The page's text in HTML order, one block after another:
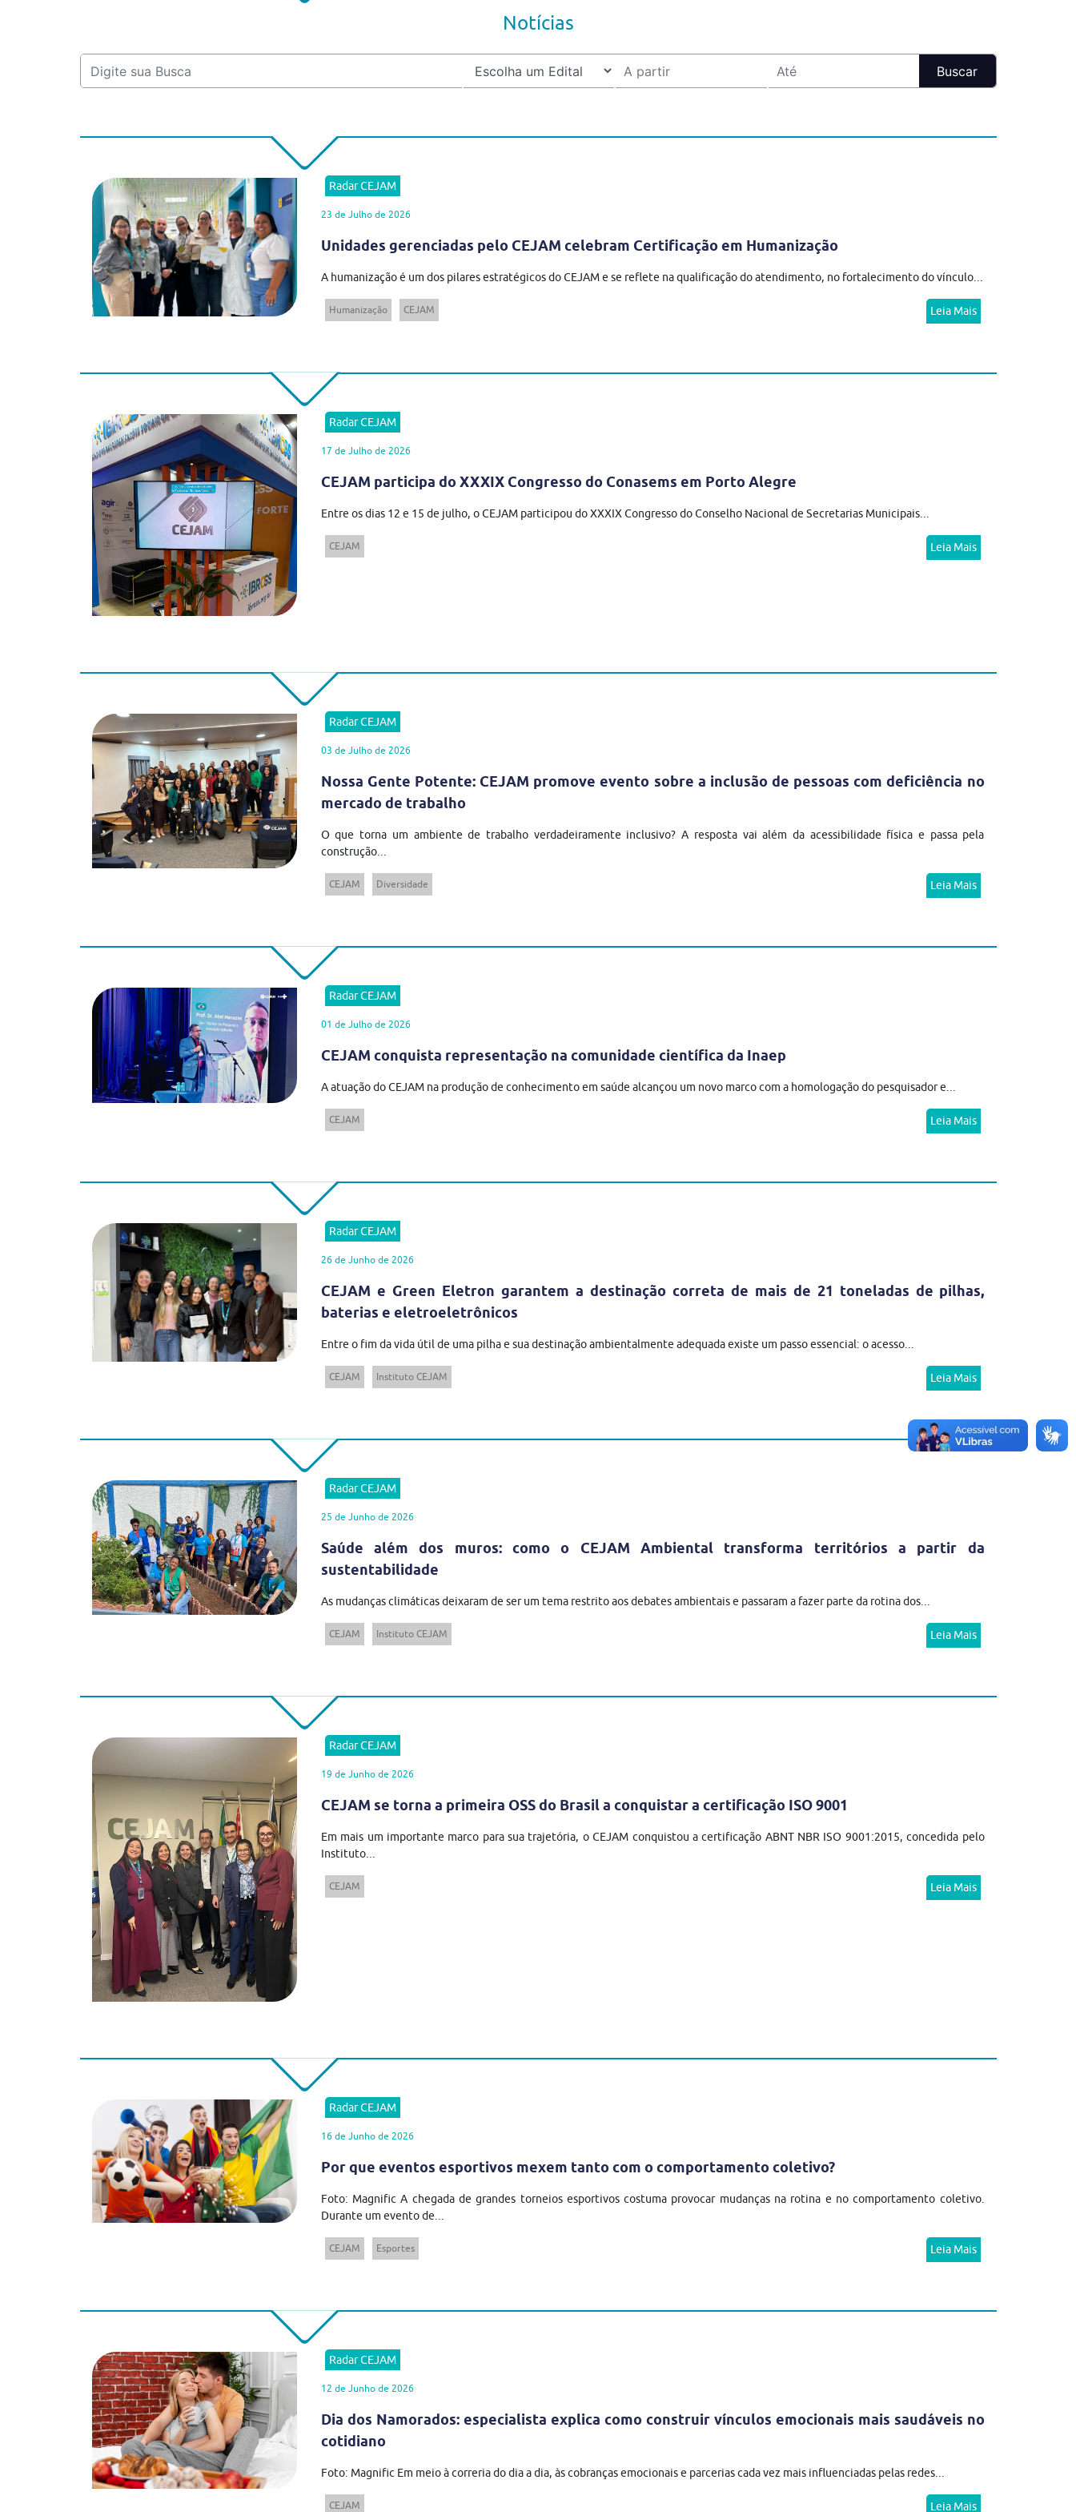
Notícias
Radar CEJAM
23 de Julho de 2026
Unidades gerenciadas pelo CEJAM celebram Certificação em Humanização
A humanização é um dos pilares estratégicos do CEJAM e se reflete na qualificação do atendimento, no fortalecimento do vínculo...
Humanização CEJAM Leia Mais
Radar CEJAM
17 de Julho de 2026
CEJAM participa do XXXIX Congresso do Conasems em Porto Alegre
Entre os dias 12 e 15 de julho, o CEJAM participou do XXXIX Congresso do Conselho Nacional de Secretarias Municipais...
CEJAM Leia Mais
Radar CEJAM
03 de Julho de 2026
Nossa Gente Potente: CEJAM promove evento sobre a inclusão de pessoas com deficiência no
mercado de trabalho
O que torna um ambiente de trabalho verdadeiramente inclusivo? A resposta vai além da acessibilidade física e passa pela
construção...
CEJAM Diversidade Leia Mais
Radar CEJAM
01 de Julho de 2026
CEJAM conquista representação na comunidade científica da Inaep
A atuação do CEJAM na produção de conhecimento em saúde alcançou um novo marco com a homologação do pesquisador e...
CEJAM Leia Mais
Radar CEJAM
26 de Junho de 2026
CEJAM e Green Eletron garantem a destinação correta de mais de 21 toneladas de pilhas,
baterias e eletroeletrônicos
Entre o fim da vida útil de uma pilha e sua destinação ambientalmente adequada existe um passo essencial: o acesso...
CEJAM Instituto CEJAM Leia Mais
Radar CEJAM
25 de Junho de 2026
Saúde além dos muros: como o CEJAM Ambiental transforma territórios a partir da
sustentabilidade
As mudanças climáticas deixaram de ser um tema restrito aos debates ambientais e passaram a fazer parte da rotina dos...
CEJAM Instituto CEJAM Leia Mais
Radar CEJAM
19 de Junho de 2026
CEJAM se torna a primeira OSS do Brasil a conquistar a certificação ISO 9001
Em mais um importante marco para sua trajetória, o CEJAM conquistou a certificação ABNT NBR ISO 9001:2015, concedida pelo
Instituto...
CEJAM Leia Mais
Radar CEJAM
16 de Junho de 2026
Por que eventos esportivos mexem tanto com o comportamento coletivo?
Foto: Magnific A chegada de grandes torneios esportivos costuma provocar mudanças na rotina e no comportamento coletivo.
Durante um evento de...
CEJAM Esportes Leia Mais
Radar CEJAM
12 de Junho de 2026
Dia dos Namorados: especialista explica como construir vínculos emocionais mais saudáveis no
cotidiano
Foto: Magnific Em meio à correria do dia a dia, às cobranças emocionais e parcerias cada vez mais influenciadas pelas redes...
CEJAM Leia Mais